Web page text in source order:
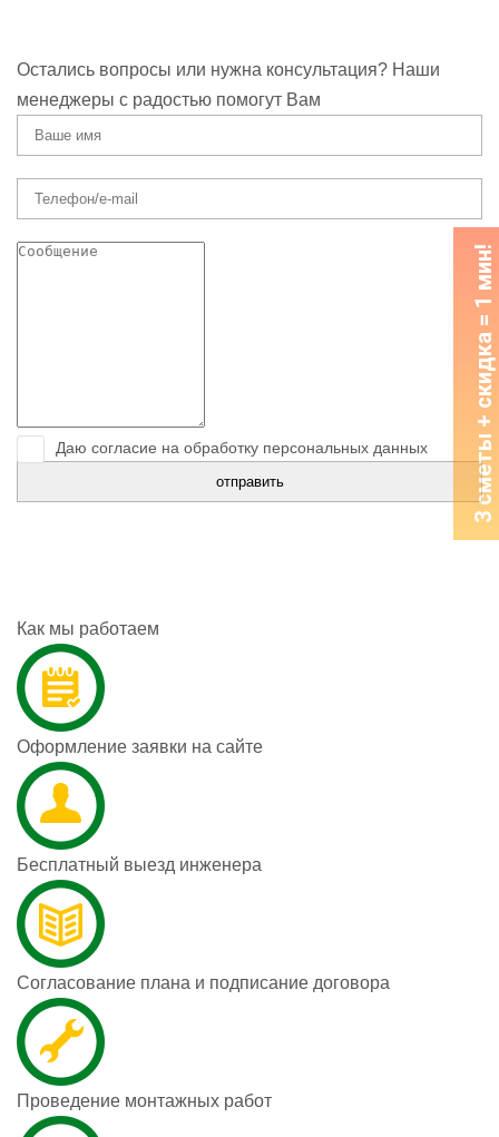
Остались вопросы или нужна консультация? Наши
менеджеры с радостью помогут Вам
Даю согласие на обработку персональных данных
Как мы работаем
Оформление заявки на сайте
Бесплатный выезд инженера
Согласование плана и подписание договора
Проведение монтажных работ
3 сметы + скидка = 1 мин!